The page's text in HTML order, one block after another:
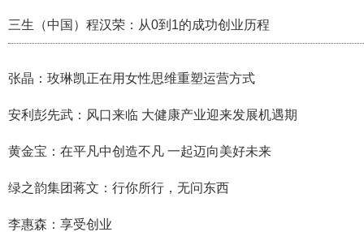
三生（中国）程汉荣：从0到1的成功创业历程
张晶：玫琳凯正在用女性思维重塑运营方式
安利彭先武：风口来临 大健康产业迎来发展机遇期
黄金宝：在平凡中创造不凡 一起迈向美好未来
绿之韵集团蒋文：行你所行，无问东西
李惠森：享受创业